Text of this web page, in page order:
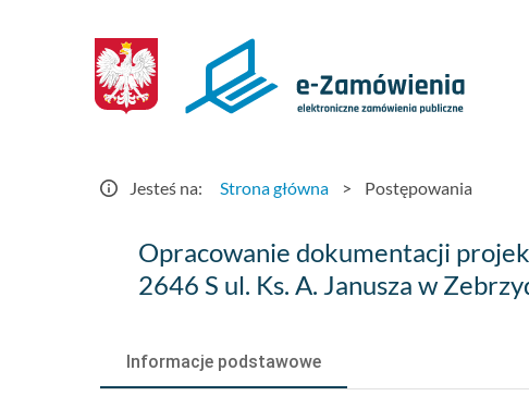
Postępowania
Jesteś na: Strona główna > Postępowania
Opracowanie
dokumentacji
kosztorysowej:
Opracowanie dokumentacji
2646 S ul. Ks. A. Janusza w
Informacje podstawowe